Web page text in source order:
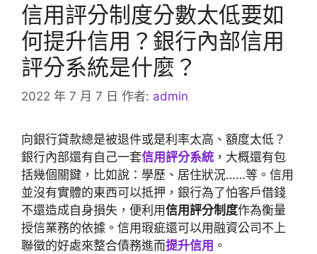
信用評分制度分數太低要如
何提升信用？銀行內部信用
評分系統是什麼？
2022 年 7 月 7 日 作者: admin
向銀行貸款總是被退件或是利率太高、額度太低？
銀行內部還有自己一套信用評分系統 ，大概還有包
括幾個關鍵，比如說：學歷、居住狀況……等。信用
並沒有實體的東西可以抵押，銀行為了怕客戶借錢
不還造成自身損失，便利用信用評分制度作為衡量
授信業務的依據。信用瑕疵還可以用融資公司不上
聯徵的好處來整合債務進而提升信用 。